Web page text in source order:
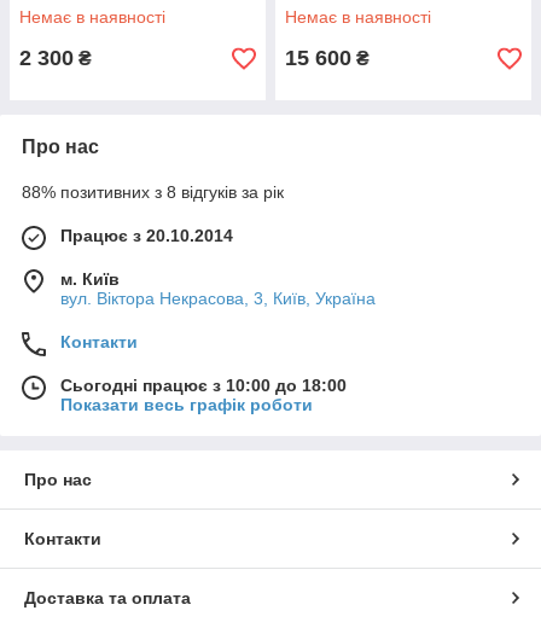
Немає в наявності
2 300 ₴
Немає в наявності
15 600 ₴
Про нас
88% позитивних з 8 відгуків за рік
Працює з 20.10.2014
м. Київ
вул. Вiктора Некрасова, 3, Київ, Україна
Контакти
Сьогодні працює з 10:00 до 18:00
Показати весь графік роботи
Про нас
Контакти
Доставка та оплата